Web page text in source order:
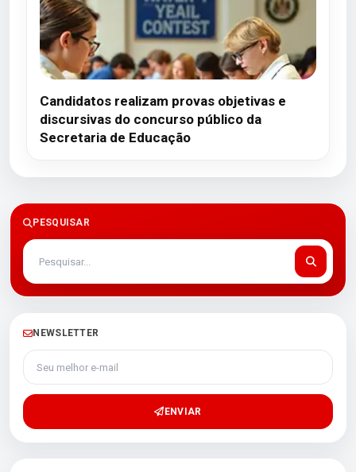
Candidatos realizam provas objetivas e
discursivas do concurso público da
Secretaria de Educação
PESQUISAR
NEWSLETTER
Seu melhor e-mail
ENVIAR